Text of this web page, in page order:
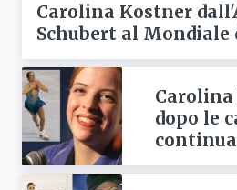
Carolina Kostner
Schubert al
dopo le